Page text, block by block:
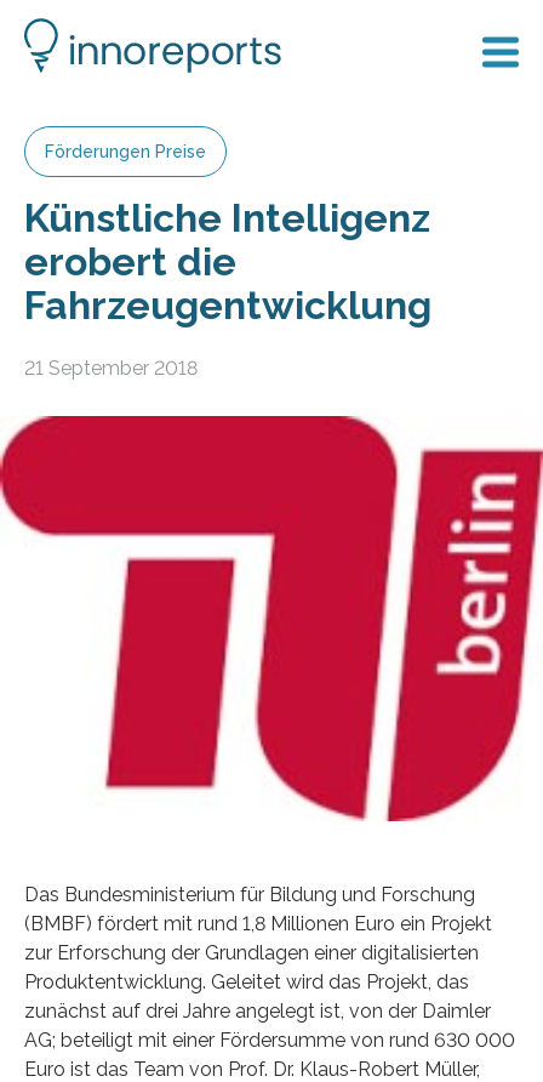
Förderungen Preise
Künstliche Intelligenz
erobert die
Fahrzeugentwicklung
21 September 2018
Das Bundesministerium für Bildung und Forschung
(BMBF) fördert mit rund 1,8 Millionen Euro ein Projekt
zur Erforschung der Grundlagen einer digitalisierten
Produktentwicklung. Geleitet wird das Projekt, das
zunächst auf drei Jahre angelegt ist, von der Daimler
AG; beteiligt mit einer Fördersumme von rund 630 000
Euro ist das Team von Prof. Dr. Klaus-Robert Müller,